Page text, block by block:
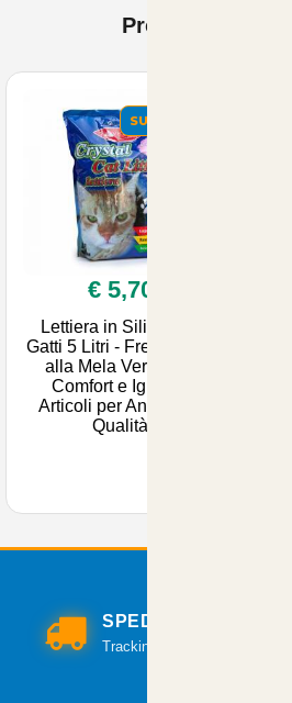
Prodotti Visti di
SUMMER
€ 5,70
Lettiera in Silicio per
Gatti 5 Litri - Freschezza
alla Mela Verde per
Comfort e Igiene -
Articoli per Animali di
Qualità
SPEDIZIONI VELOCI
Tracking per il monitoraggio